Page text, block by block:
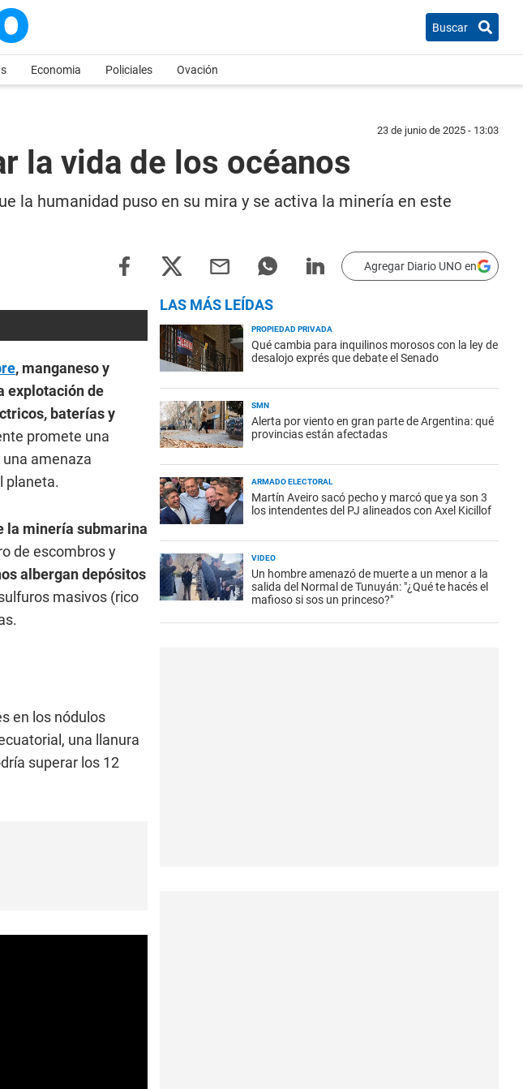
Buscar
Economia Policiales Ovación
23 de junio de 2025 - 13:03
la vida de los océanos
la humanidad puso en su mira y se activa la minería en este
Agregar Diario UNO en
, manganeso y
explotación de
baterías y
promete una
amenaza
planeta.
la minería submarina
de escombros y
albergan depósitos
masivos (rico
en los nódulos
una llanura
superar los 12
LAS MÁS LEÍDAS
PROPIEDAD PRIVADA
Qué cambia para inquilinos morosos con la ley de
desalojo exprés que debate el Senado
SMN
Alerta por viento en gran parte de Argentina: qué
provincias están afectadas
ARMADO ELECTORAL
Martín Aveiro sacó pecho y marcó que ya son 3
los intendentes del PJ alineados con Axel Kicillof
VIDEO
Un hombre amenazó de muerte a un menor a la
salida del Normal de Tunuyán: "¿Qué te hacés el
mafioso si sos un princeso?"